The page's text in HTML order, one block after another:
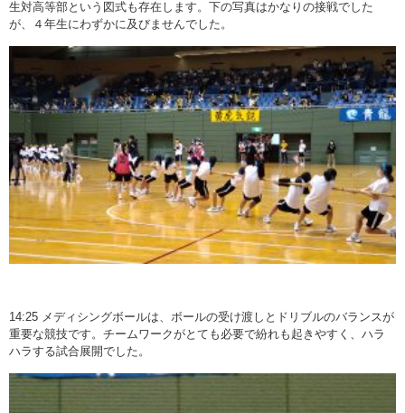
生対高等部という図式も存在します。下の写真はかなりの接戦でした
が、４年生にわずかに及びませんでした。
14:25 メディシングボールは、ボールの受け渡しとドリブルのバランスが
重要な競技です。チームワークがとても必要で紛れも起きやすく、ハラ
ハラする試合展開でした。